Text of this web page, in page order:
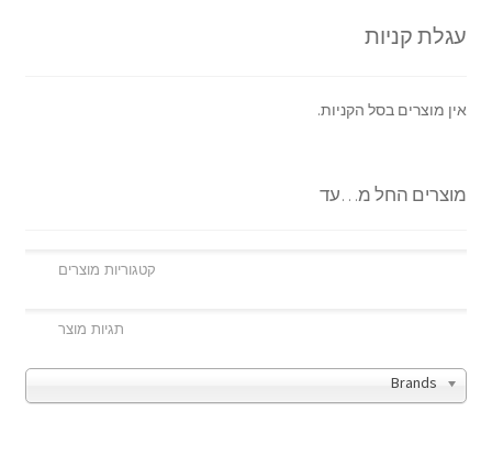
עגלת קניות
אין מוצרים בסל הקניות.
מוצרים החל מ…עד
Brands